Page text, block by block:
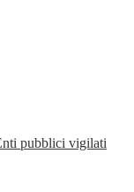
pubblici vigilati